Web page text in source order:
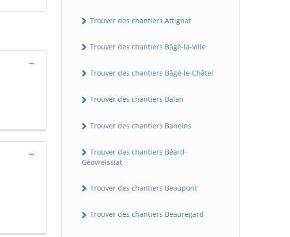
Trouver des chantiers Attignat
Trouver des chantiers Bâgé-la-Ville
Trouver des chantiers Bâgé-le-Châtel
Trouver des chantiers Balan
Trouver des chantiers Baneins
Trouver des chantiers Béard-
Géovreissiat
Trouver des chantiers Beaupont
Trouver des chantiers Beauregard